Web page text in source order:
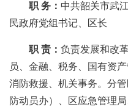
职 务 ： 中共韶关市武
民政府党组书记、区长
职 责： 负责发展和改
员、金融、税务、国有资
消防救援、机关事务。分
防动员办）、区应急管理